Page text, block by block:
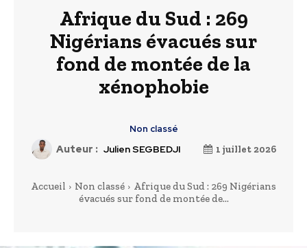
Afrique du Sud : 269
Nigérians évacués sur
fond de montée de la
xénophobie
Non classé
Auteur : Julien SEGBEDJI 1 juillet 2026
Accueil Non classé
Afrique du Sud : 269 Nigérians
évacués sur fond de montée de...